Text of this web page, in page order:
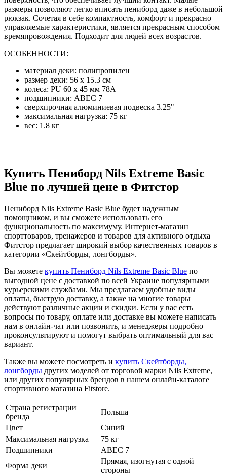
размеры позволяют легко вписать пениборд даже в небольшой
рюкзак. Сочетая в себе компактность, комфорт и прекрасно
управляемые характеристики, является прекрасным способом
времяпровождения. Подходит для людей всех возрастов.
ОСОБЕННОСТИ:
материал деки: полипропилен
размер деки: 56 х 15.3 см
колеса: PU 60 х 45 мм 78A
подшипники: ABEC 7
сверхпрочная алюминиевая подвеска 3.25"
максимальная нагрузка: 75 кг
вес: 1.8 кг
Купить Пениборд Nils Extreme Basic
Blue по лучшей цене в Фитстор
Пениборд Nils Extreme Basic Blue будет надежным
помощником, и вы сможете использовать его
функциональность по максимуму. Интернет-магазин
спорттоваров, тренажеров и товаров для активного отдыха
Фитстор предлагает широкий выбор качественных товаров в
категории «Скейтборды, лонгборды».
Вы можете купить Пениборд Nils Extreme Basic Blue по
выгодной цене с доставкой по всей Украине популярными
курьерскими службами. Мы предлагаем удобные виды
оплаты, быструю доставку, а также на многие товары
действуют различные акции и скидки. Если у вас есть
вопросы по товару, оплате или доставке вы можете написать
нам в онлайн-чат или позвонить, и менеджеры подробно
проконсультируют и помогут выбрать оптимальный для вас
вариант.
Также вы можете посмотреть и купить Скейтборды,
лонгборды других моделей от торговой марки Nils Extreme,
или других популярных брендов в нашем онлайн-каталоге
спортивного магазина Fitstore.
Страна регистрации
бренда
Польша
Цвет
Синий
Максимальная нагрузка
75 кг
Подшипники
ABEC 7
Форма деки
Прямая, изогнутая с одной
стороны